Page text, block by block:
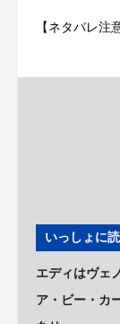
【ネタバレ注
いっしょに
エディはヴェ
ア・ビー・カ